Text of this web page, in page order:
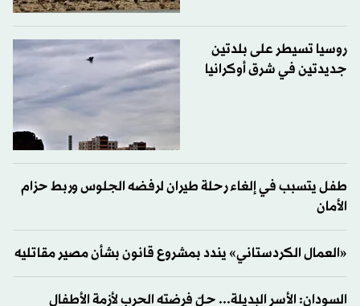
روسيا تسيطر على بلدتين
جديدتين في شرق أوكرانيا
طفل يتسبب في إلغاء رحلة طيران لرفضه الجلوس وربط حزام
الأمان
«العمال الكردستاني» يندد بمشروع قانون بشأن مصير مقاتليه
السودان: الأسر البديلة... حلّ فرضته الحرب لأزمة الأطفال